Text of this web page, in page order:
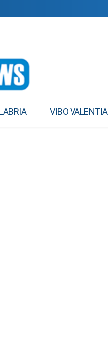
VIBO VALENTIA